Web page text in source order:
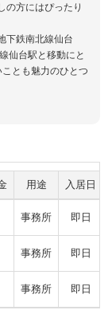
の方にはぴったり
下鉄南北線仙台
仙台駅と移動にと
とも魅力のひとつ
用途 入居日
事務所 即日
事務所 即日
事務所 即日